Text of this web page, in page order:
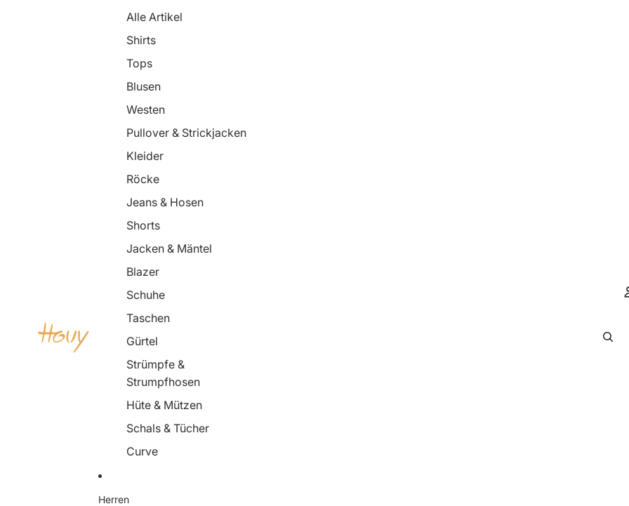
Alle Artikel
Shirts
Tops
Blusen
Westen
Pullover & Strickjacken
Kleider
Röcke
Jeans & Hosen
Shorts
Jacken & Mäntel
Blazer
Schuhe
Taschen
Gürtel
Strümpfe &
Strumpfhosen
Hüte & Mützen
Schals & Tücher
Curve
Herren